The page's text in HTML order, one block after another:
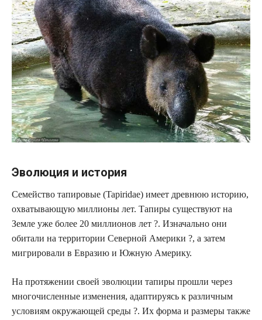
Эволюция и история
Семейство тапировые (Tapiridae) имеет древнюю историю,
охватывающую миллионы лет. Тапиры существуют на
Земле уже более 20 миллионов лет ?. Изначально они
обитали на территории Северной Америки ?, а затем
мигрировали в Евразию и Южную Америку.
На протяжении своей эволюции тапиры прошли через
многочисленные изменения, адаптируясь к различным
условиям окружающей среды ?. Их форма и размеры также